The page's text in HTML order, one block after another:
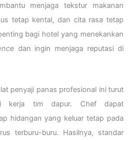
menjaga tekstur makanan
tetap kental, dan cita rasa tetap
bagi hotel yang menekankan
dan ingin menjaga reputasi di
penyaji panas profesional ini turut
kerja tim dapur. Chef dapat
hidangan yang keluar tetap pada
terburu-buru. Hasilnya, standar